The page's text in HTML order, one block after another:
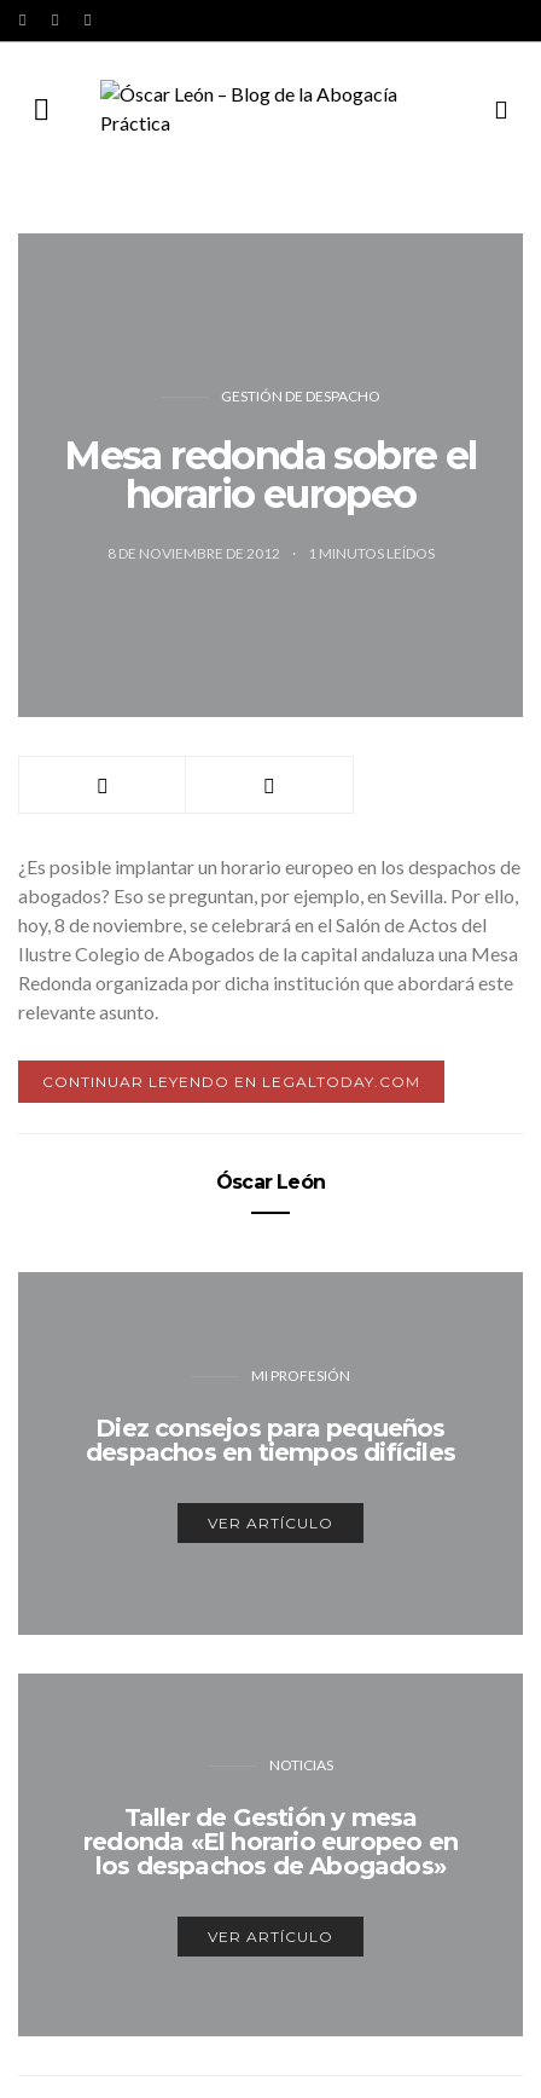
GESTIÓN DE DESPACHO
Mesa redonda sobre el
horario europeo
8 DE NOVIEMBRE DE 2012 1 MINUTOS LEÍDOS
¿Es posible implantar un horario europeo en los despachos de
abogados? Eso se preguntan, por ejemplo, en Sevilla. Por ello,
hoy, 8 de noviembre, se celebrará en el Salón de Actos del
Ilustre Colegio de Abogados de la capital andaluza una Mesa
Redonda organizada por dicha institución que abordará este
relevante asunto.
CONTINUAR LEYENDO EN LEGALTODAY.COM
Óscar León
MI PROFESIÓN
Diez consejos para pequeños
despachos en tiempos difíciles
VER ARTÍCULO
NOTICIAS
Taller de Gestión y mesa
redonda «El horario europeo en
los despachos de Abogados»
VER ARTÍCULO